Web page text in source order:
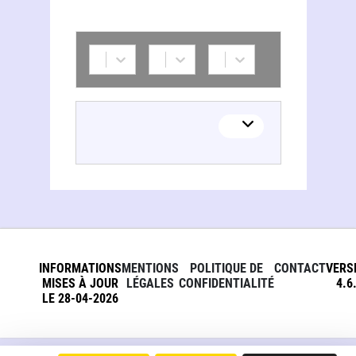
INFORMATIONS
MISES À JOUR
LE 28-04-2026
MENTIONS
LÉGALES
POLITIQUE DE
CONFIDENTIALITÉ
CONTACT